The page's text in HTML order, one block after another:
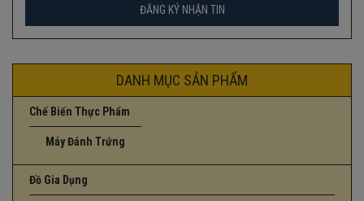
DANH MỤC SẢN PHẨM
Chế Biến Thực Phẩm
Máy Đánh Trứng
Đồ Gia Dụng